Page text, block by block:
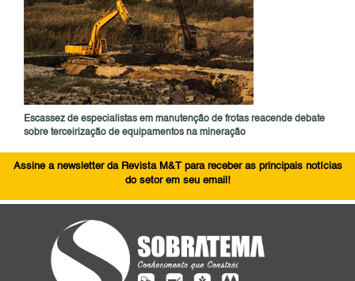
Escassez de especialistas em manutenção de frotas reacende debate
sobre terceirização de equipamentos na mineração
Assine a newsletter da Revista M&T para receber as principais notícias
do setor em seu email!